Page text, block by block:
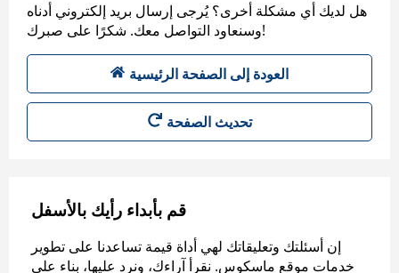
هل لديك أي مشكلة أخرى؟ يُرجى إرسال بريد إلكتروني أدناه
وسنعاود التواصل معك. شكرًا على صبرك!
العودة إلى الصفحة الرئيسية
تحديث الصفحة
قم بأبداء رأيك بالأسفل
إن أسئلتك وتعليقاتك لهي أداة قيمة تساعدنا على تطوير
خدمات موقع ماسكوس. نقرأ آراءك، ونرد عليها، بناء على